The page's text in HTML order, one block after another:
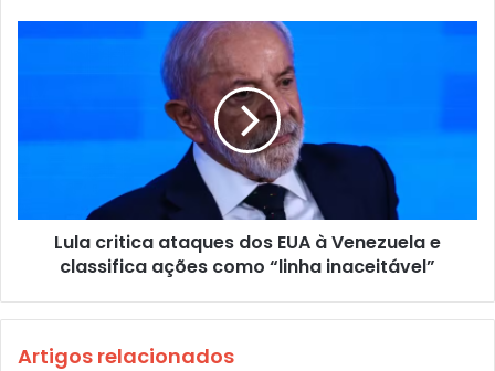
Lula critica ataques dos EUA à Venezuela e
classifica ações como “linha inaceitável”
Artigos relacionados